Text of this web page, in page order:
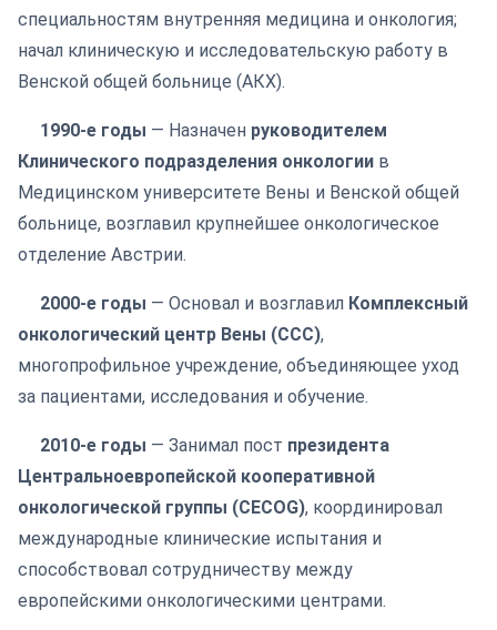
специальностям внутренняя медицина и онкология;
начал клиническую и исследовательскую работу в
Венской общей больнице (АКХ).
1990-е годы — Назначен руководителем
Клинического подразделения онкологии в
Медицинском университете Вены и Венской общей
больнице, возглавил крупнейшее онкологическое
отделение Австрии.
2000-е годы — Основал и возглавил Комплексный
онкологический центр Вены (CCC),
многопрофильное учреждение, объединяющее уход
за пациентами, исследования и обучение.
2010-е годы — Занимал пост президента
Центральноевропейской кооперативной
онкологической группы (CECOG), координировал
международные клинические испытания и
способствовал сотрудничеству между
европейскими онкологическими центрами.